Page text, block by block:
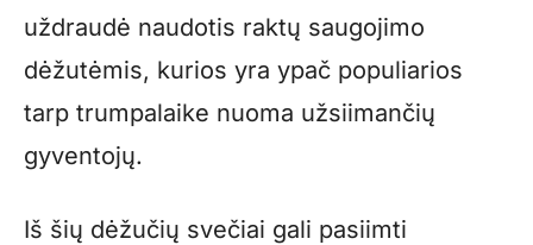
uždraudė naudotis raktų saugojimo
dėžutėmis, kurios yra ypač populiarios
tarp trumpalaike nuoma užsiimančių
gyventojų.
Iš šių dėžučių svečiai gali pasiimti